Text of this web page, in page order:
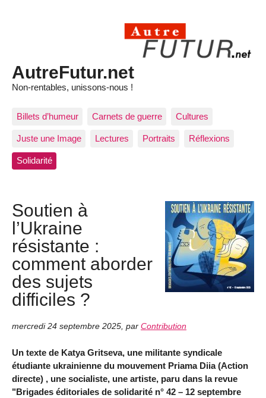
AutreFutur.net
Non-rentables, unissons-nous !
Billets d’humeur Carnets de guerre Cultures
Juste une Image Lectures Portraits Réflexions
Solidarité
Soutien à
l’Ukraine
résistante :
comment aborder
des sujets
difficiles ?
mercredi 24 septembre 2025 par Contribution
Un texte de Katya Gritseva, une militante syndicale
étudiante ukrainienne du mouvement Priama Diia (Action
directe) , une socialiste, une artiste, paru dans la revue
"Brigades éditoriales de solidarité n° 42 – 12 septembre